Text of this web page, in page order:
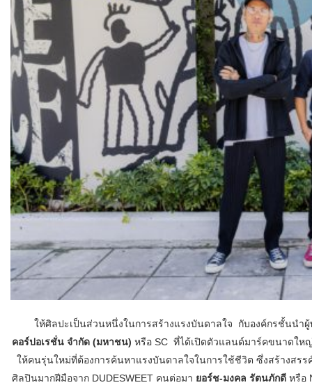
ให้ศิลปะเป็นส่วนหนึ่งในการสร้างแรงบันดาลใจ กับองค์กรชั้นนำ
คอร์ปอเรชั่น จำกัด (มหาชน) หรือ SC ที่ได้เปิดตัวแลนด์มาร์คขนาดให
ให้คนรุ่นใหม่ที่ต้องการค้นหาแรงบันดาลใจในการใช้ชีวิต ซึ่งสร้างสร
ศิลปินมากฝีมือจาก DUDESWEET คนต่อมา ยอร์ช-มงคล รัตนภักดี หรือ